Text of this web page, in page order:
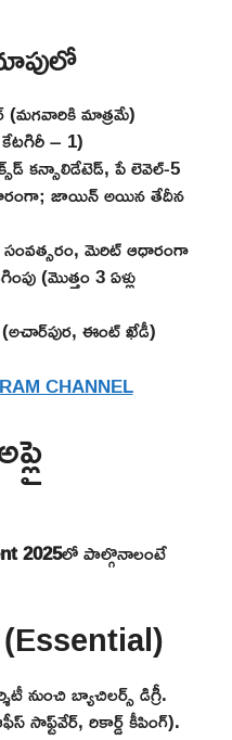
(మగవారికి మాత్రమే)
– 1)
కన్సాలిడేటెడ్, పే లెవెల్-5
జాయిన్ అయిన తేదీన
మెరిట్ ఆధారంగా
(మొత్తం 3 ఏళ్లు
ఈంట్ ఖేడీ)
CHANNEL
2025లో పాల్గొనాలంటే
నుంచి బ్యాచిలర్స్ డిగ్రీ.
సాఫ్ట్‌వేర్, రికార్డ్ కీపింగ్).